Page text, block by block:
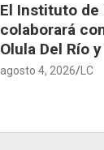
El Instituto de
colaborará
Olula Del Río
agosto 4, 2026 LC